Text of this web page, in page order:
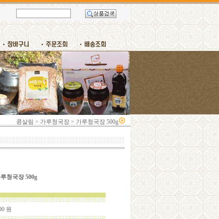
콩살림 > 가루청국장 > 가루청국장 500g
청국장 500g
원